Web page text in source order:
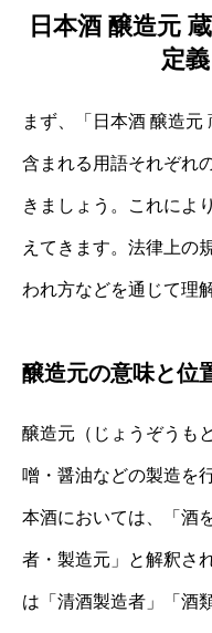
日本酒 醸造元
定
まず、「日本酒 醸造元
含まれる用語それぞれ
きましょう。これによ
えてきます。法律上の
われ方などを通じて理
醸造元の意味と位
醸造元（じょうぞうも
噌・醤油などの製造を
本酒においては、「酒
者・製造元」と解釈さ
は「清酒製造者」「酒